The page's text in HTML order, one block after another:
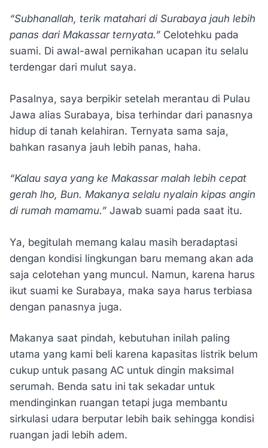
“Subhanallah, terik matahari di Surabaya jauh lebih
panas dari Makassar ternyata.” Celotehku pada
suami. Di awal-awal pernikahan ucapan itu selalu
terdengar dari mulut saya.
Pasalnya, saya berpikir setelah merantau di Pulau
Jawa alias Surabaya, bisa terhindar dari panasnya
hidup di tanah kelahiran. Ternyata sama saja,
bahkan rasanya jauh lebih panas, haha.
“Kalau saya yang ke Makassar malah lebih cepat
gerah lho, Bun. Makanya selalu nyalain kipas angin
di rumah mamamu.” Jawab suami pada saat itu.
Ya, begitulah memang kalau masih beradaptasi
dengan kondisi lingkungan baru memang akan ada
saja celotehan yang muncul. Namun, karena harus
ikut suami ke Surabaya, maka saya harus terbiasa
dengan panasnya juga.
Makanya saat pindah, kebutuhan inilah paling
utama yang kami beli karena kapasitas listrik belum
cukup untuk pasang AC untuk dingin maksimal
serumah. Benda satu ini tak sekadar untuk
mendinginkan ruangan tetapi juga membantu
sirkulasi udara berputar lebih baik sehingga kondisi
ruangan jadi lebih adem.